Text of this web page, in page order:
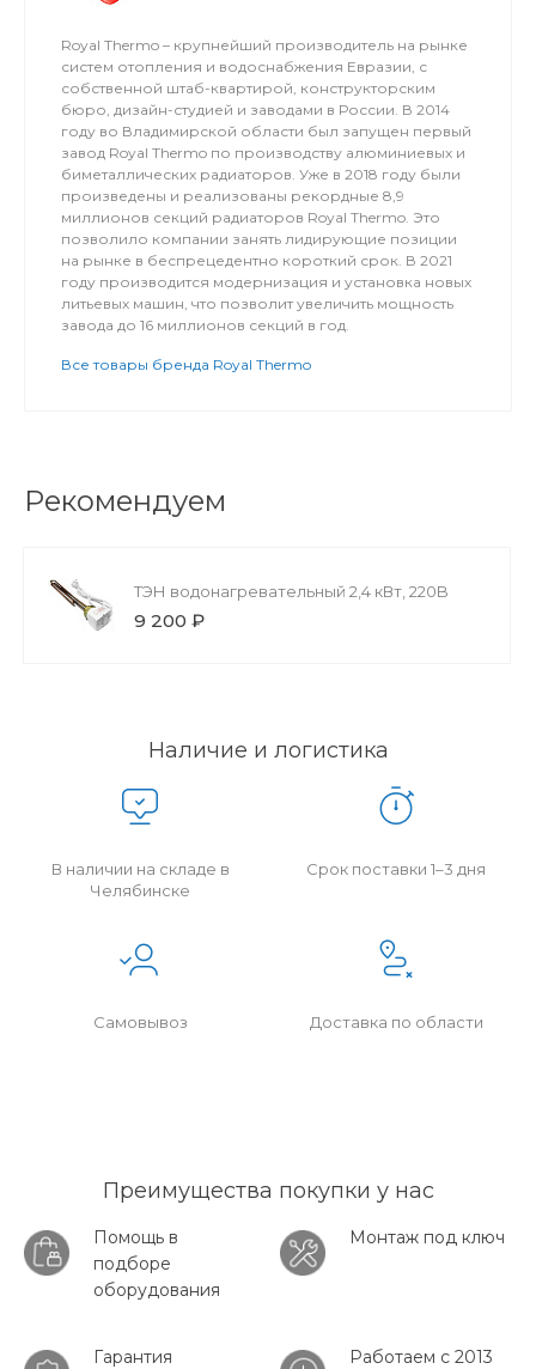
Royal Thermo – крупнейший производитель на рынке
систем отопления и водоснабжения Евразии, с
собственной штаб-квартирой, конструкторским
бюро, дизайн-студией и заводами в России. В 2014
году во Владимирской области был запущен первый
завод Royal Thermo по производству алюминиевых и
биметаллических радиаторов. Уже в 2018 году были
произведены и реализованы рекордные 8,9
миллионов секций радиаторов Royal Thermo. Это
позволило компании занять лидирующие позиции
на рынке в беспрецедентно короткий срок. В 2021
году производится модернизация и установка новых
литьевых машин, что позволит увеличить мощность
завода до 16 миллионов секций в год.
Все товары бренда Royal Thermo
Рекомендуем
ТЭН водонагревательный 2,4 кВт, 220B
9 200 ₽
Наличие и логистика
В наличии на складе в
Челябинске
Срок поставки 1–3 дня
Самовывоз Доставка по области
Преимущества покупки у нас
Помощь в
подборе
оборудования
Монтаж под ключ
Гарантия
Работаем с 2013